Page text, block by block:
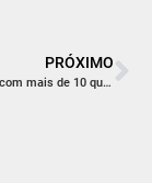
PRÓXIMO
Homem é preso com mais de 10 quilos de drogas